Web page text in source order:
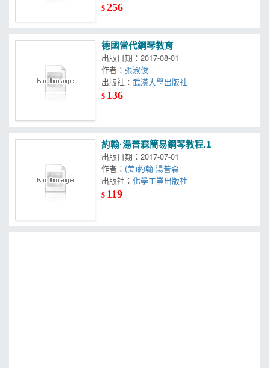
$256
德國當代鋼琴教育
出版日期：2017-08-01
作者：張淑俊
出版社：武漢大學出版社
$ 136
約翰·湯普森簡易鋼琴教程.1
出版日期：2017-07-01
作者： (美)約翰·湯普森
出版社：化學工業出版社
$ 119